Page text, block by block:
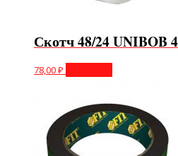
Скотч 48/24 UNIBOB
78,00₽